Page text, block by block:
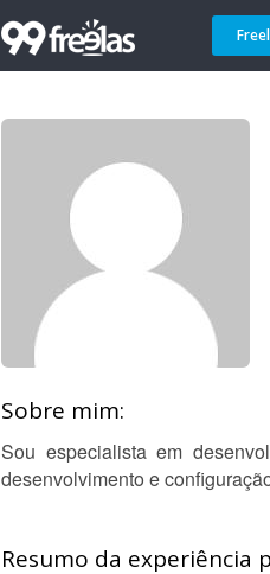
Sobre mim:
Sou especialista em
desenvolvimento e
Resumo da experiência